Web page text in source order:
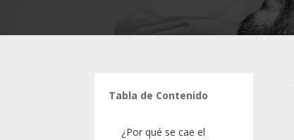
Tabla de Contenido
¿Por qué se cae el